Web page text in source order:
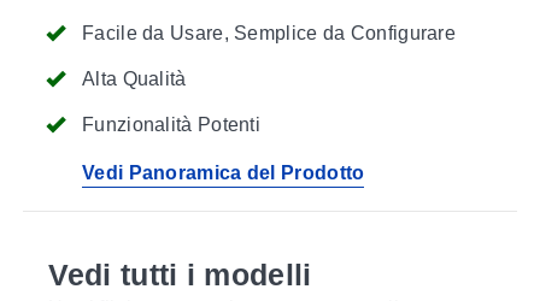
Facile da Usare, Semplice da Configurare
Alta Qualità
Funzionalità Potenti
Vedi Panoramica del Prodotto
Vedi tutti i modelli